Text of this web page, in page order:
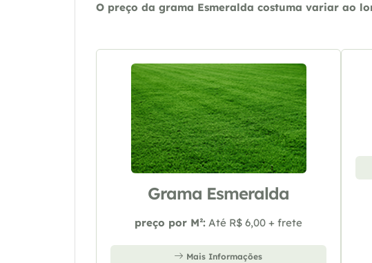
O preço da grama Esmeralda costuma variar ao
Grama Esmeralda
preço por M²: Até R$ 6,00 + frete
Mais Informações